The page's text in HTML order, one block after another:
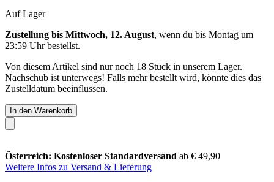
Auf Lager
Zustellung bis Mittwoch, 12. August, wenn du bis Montag um
23:59 Uhrbestellst.
Von diesem Artikel sind nur noch 18 Stück in unserem Lager.
Nachschub ist unterwegs! Falls mehr bestellt wird, könnte dies das
Zustelldatum beeinflussen.
In den Warenkorb
Österreich: Kostenloser Standardversand ab € 49,90
Weitere Infos zu Versand & Lieferung